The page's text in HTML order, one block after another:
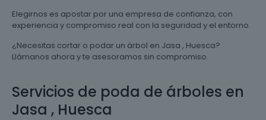
Elegirnos es apostar por una empresa de confianza, con
experiencia y compromiso real con la seguridad y el entorno.
¿Necesitas cortar o podar un árbol en Jasa , Huesca?
Llámanos ahora y te asesoramos sin compromiso.
Servicios de poda de árboles en
Jasa , Huesca